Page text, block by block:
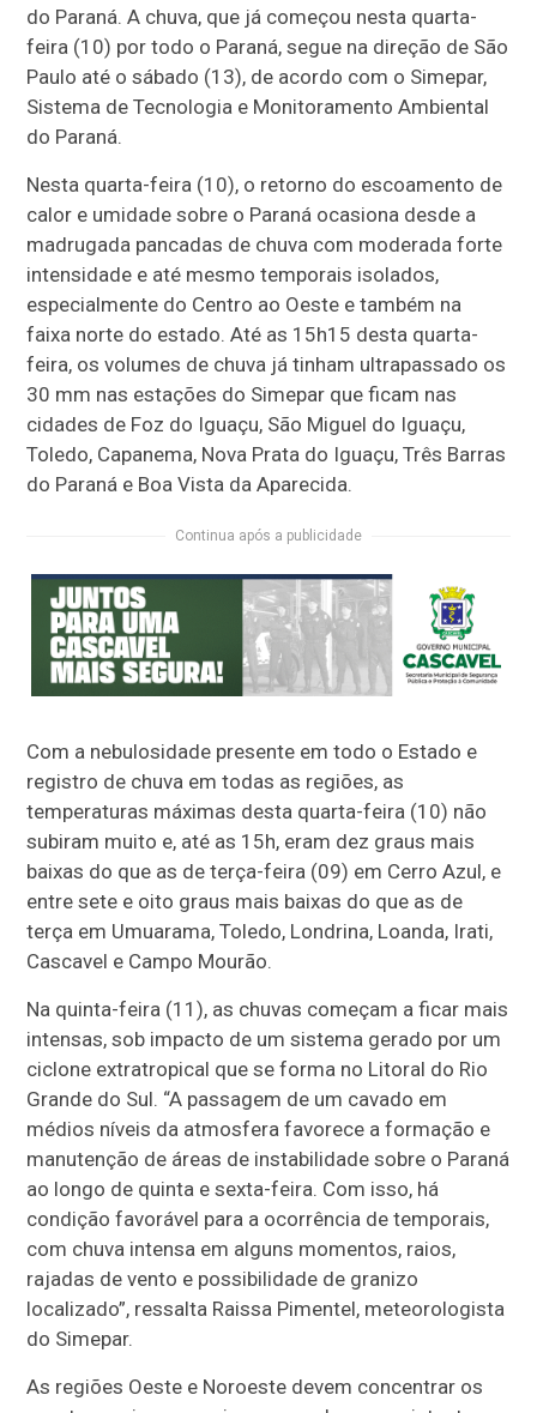
do Paraná. A chuva, que já começou nesta quarta-
feira (10) por todo o Paraná, segue na direção de São
Paulo até o sábado (13), de acordo com o Simepar,
Sistema de Tecnologia e Monitoramento Ambiental
do Paraná.
Nesta quarta-feira (10), o retorno do escoamento de
calor e umidade sobre o Paraná ocasiona desde a
madrugada pancadas de chuva com moderada forte
intensidade e até mesmo temporais isolados,
especialmente do Centro ao Oeste e também na
faixa norte do estado. Até as 15h15 desta quarta-
feira, os volumes de chuva já tinham ultrapassado os
30 mm nas estações do Simepar que ficam nas
cidades de Foz do Iguaçu, São Miguel do Iguaçu,
Toledo, Capanema, Nova Prata do Iguaçu, Três Barras
do Paraná e Boa Vista da Aparecida.
Continua após a publicidade
Com a nebulosidade presente em todo o Estado e
registro de chuva em todas as regiões, as
temperaturas máximas desta quarta-feira (10) não
subiram muito e, até as 15h, eram dez graus mais
baixas do que as de terça-feira (09) em Cerro Azul, e
entre sete e oito graus mais baixas do que as de
terça em Umuarama, Toledo, Londrina, Loanda, Irati,
Cascavel e Campo Mourão.
Na quinta-feira (11), as chuvas começam a ficar mais
intensas, sob impacto de um sistema gerado por um
ciclone extratropical que se forma no Litoral do Rio
Grande do Sul. “A passagem de um cavado em
médios níveis da atmosfera favorece a formação e
manutenção de áreas de instabilidade sobre o Paraná
ao longo de quinta e sexta-feira. Com isso, há
condição favorável para a ocorrência de temporais,
com chuva intensa em alguns momentos, raios,
rajadas de vento e possibilidade de granizo
localizado”, ressalta Raissa Pimentel, meteorologista
do Simepar.
As regiões Oeste e Noroeste devem concentrar os